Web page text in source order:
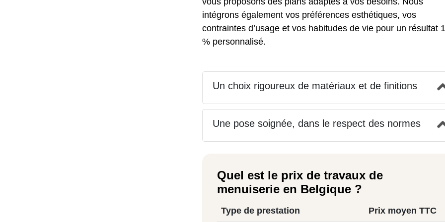
intégrons également vos préférences esthétiques, vos
contraintes d’usage et vos habitudes de vie pour un résultat
% personnalisé.
Un choix rigoureux de matériaux et de finitions
Une pose soignée, dans le respect des normes
Quel est le prix de travaux de
menuiserie en Belgique ?
Type de prestation Prix moyen TTC